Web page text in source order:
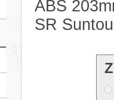
ABS
SR